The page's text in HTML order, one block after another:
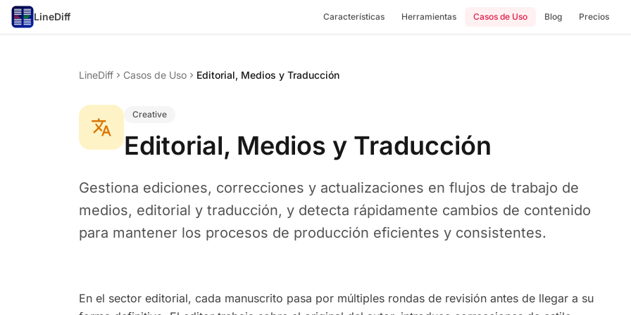
LineDiff Características Herramientas Casos de Uso Blog Precios
LineDiff chevron_right Casos de Uso chevron_right Editorial, Medios y Traducción
translate
Creative
Editorial, Medios y Traducción
Gestiona ediciones, correcciones y actualizaciones en flujos de trabajo de
medios, editorial y traducción, y detecta rápidamente cambios de contenido
para mantener los procesos de producción eficientes y consistentes.
En el sector editorial, cada manuscrito pasa por múltiples rondas de revisión antes de llegar a su